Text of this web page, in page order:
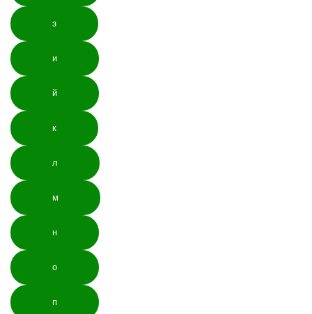
з
и
й
к
л
м
н
о
п